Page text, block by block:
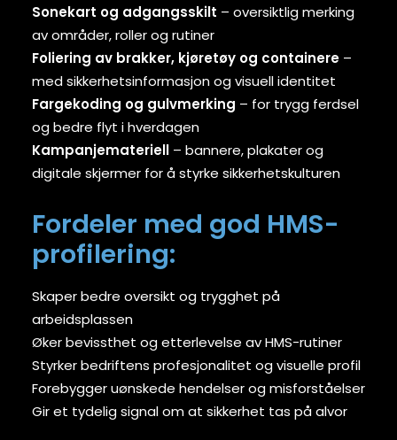
Sonekart og adgangsskilt – oversiktlig merking
av områder, roller og rutiner
Foliering av brakker, kjøretøy og containere –
med sikkerhetsinformasjon og visuell identitet
Fargekoding og gulvmerking – for trygg ferdsel
og bedre flyt i hverdagen
Kampanjemateriell – bannere, plakater og
digitale skjermer for å styrke sikkerhetskulturen
Fordeler med god HMS-
profilering:
Skaper bedre oversikt og trygghet på
arbeidsplassen
Øker bevissthet og etterlevelse av HMS-rutiner
Styrker bedriftens profesjonalitet og visuelle profil
Forebygger uønskede hendelser og misforståelser
Gir et tydelig signal om at sikkerhet tas på alvor